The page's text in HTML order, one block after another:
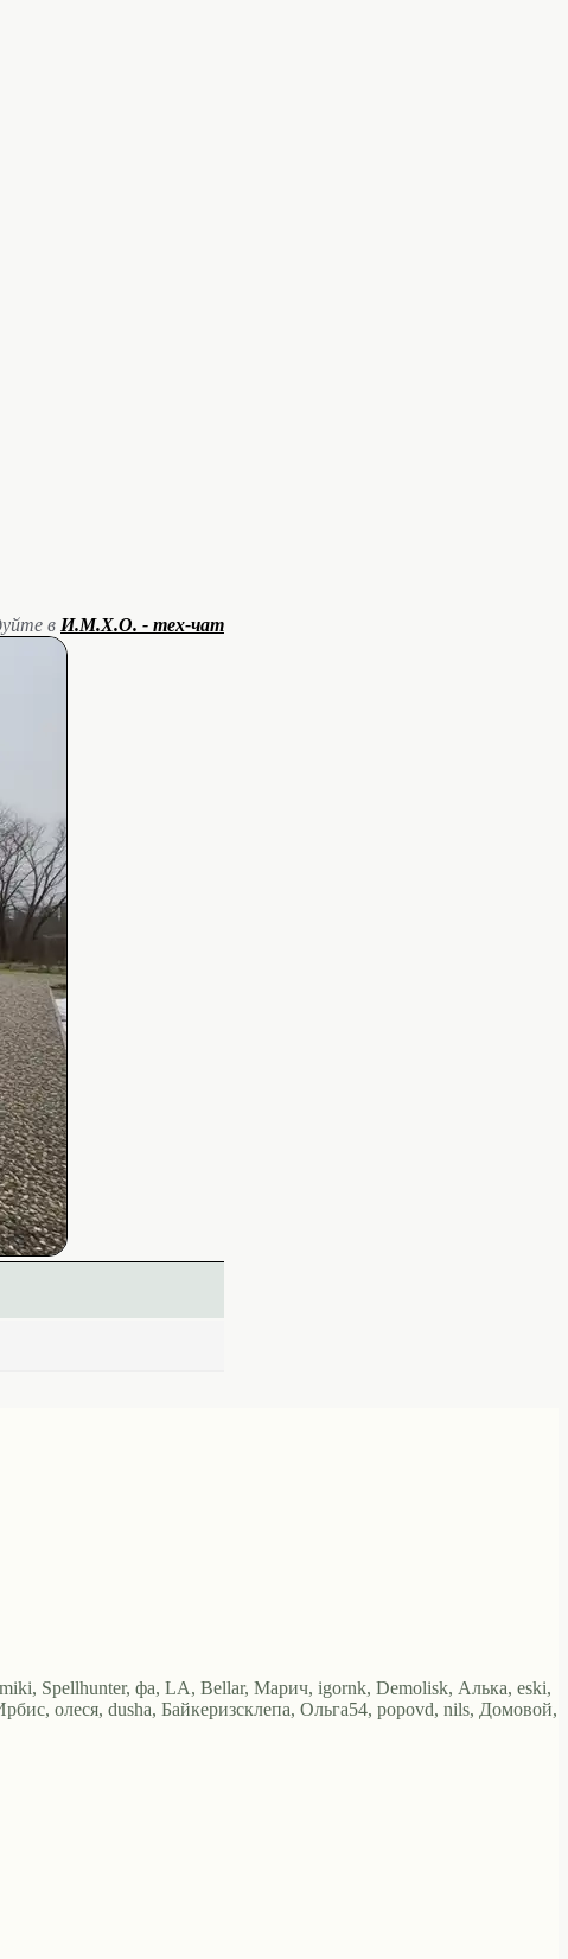
в И.М.Х.О. - тех-чат
Spellhunter, фа, LA, Bellar, Марич, igornk, Demolisk, Алька, eski,
олеся, dusha, Байкеризсклепа, Ольга54, popovd, nils, Домовой,